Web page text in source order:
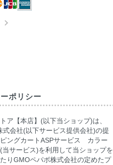
ポリシー
ア【本店】(以下当ショップ)は、
式会社(以下サービス提供会社)の提
ングカートASPサービス カラー
当サービス)を利用して当ショップを
りGMOペパボ株式会社の定めたプ